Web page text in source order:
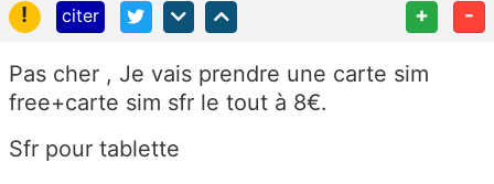
!
citer + -
Pas cher , Je vais prendre une carte sim
free+carte sim sfr le tout à 8€.
Sfr pour tablette